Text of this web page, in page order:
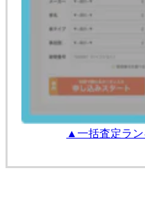
▲一括査定ラ